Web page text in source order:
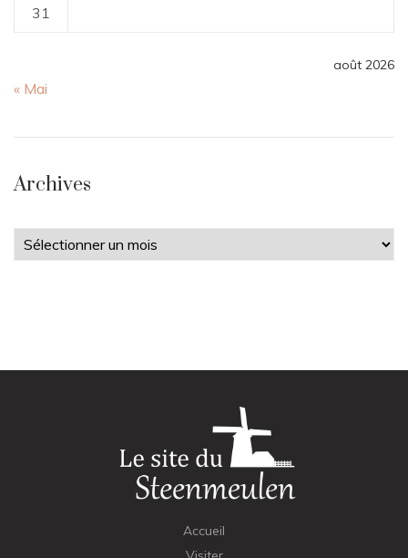
août 2026
31
« Mai
Archives
Archives
Accueil